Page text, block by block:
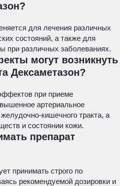
для лечения различных
состояний, а также для
при различных заболеваниях.
могут возникнуть
Дексаметазон?
при приеме
артериальное
кишечного тракта, а
и состоянии кожи.
препарат
принимать строго по
рекомендуемой дозировки и